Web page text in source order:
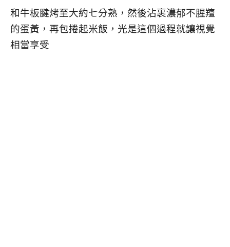
和牛板腱烤至大約七分熟，然後沾裹濃郁不腥羶
的蛋黃，再包捲起米飯，光是這個過程就讓視覺
相當享受